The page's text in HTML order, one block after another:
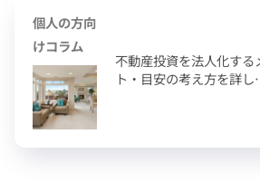
個人の方向
けコラム
不動産投資を法人化する
ト・目安の考え方を詳